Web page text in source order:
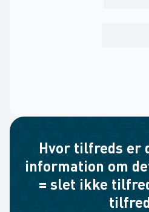
Hvor tilfreds er
information om
= slet ikke